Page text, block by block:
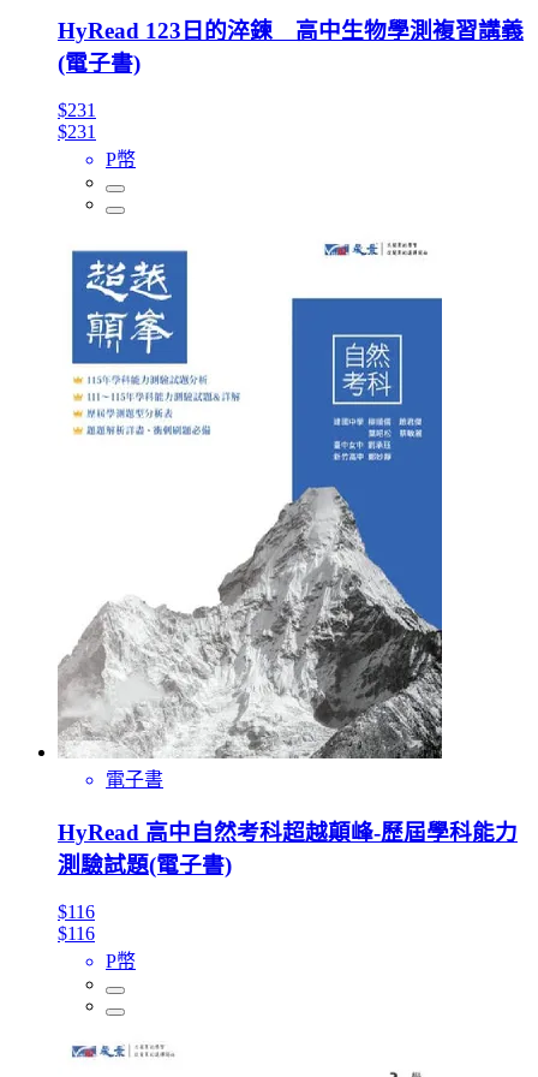
HyRead 123日的淬鍊 高中生物學測複習講義
(電子書)
$231
$231
P幣
電子書
HyRead 高中自然考科超越顛峰-歷屆學科能力
測驗試題(電子書)
$116
$116
P幣